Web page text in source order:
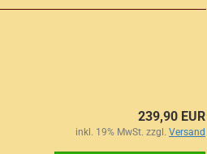
239,90 EUR
inkl. 19% MwSt. zzgl. Versand